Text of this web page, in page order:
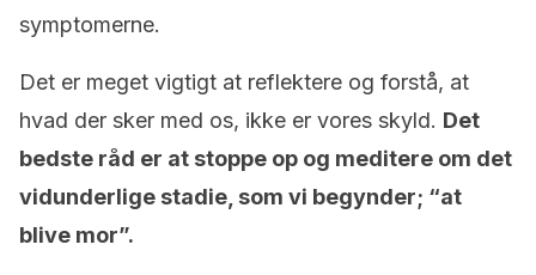
symptomerne.
Det er meget vigtigt at reflektere og forstå, at
hvad der sker med os, ikke er vores skyld. Det
bedste råd er at stoppe op og meditere om det
vidunderlige stadie, som vi begynder; “at
blive mor”.